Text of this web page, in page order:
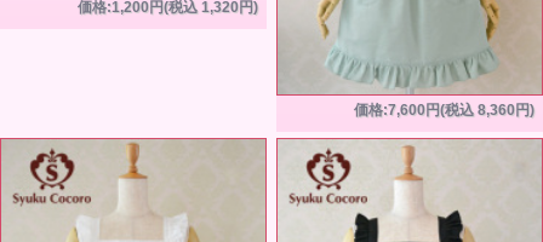
価格:1,200円(税込 1,320円)
価格:7,600円(税込 8,360円)